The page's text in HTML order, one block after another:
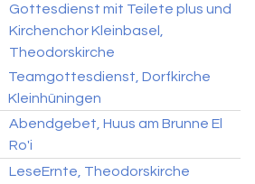
Gottesdienst mit Teilete plus und
Kirchenchor Kleinbasel,
Theodorskirche
Teamgottesdienst, Dorfkirche
Kleinhüningen
Abendgebet, Huus am Brunne El
Ro'i
LeseErnte, Theodorskirche